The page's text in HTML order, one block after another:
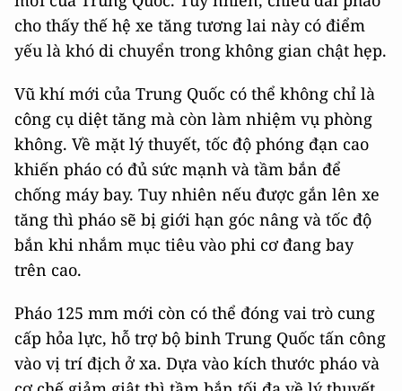
cho thấy thế hệ xe tăng tương lai này có điểm
yếu là khó di chuyển trong không gian chật hẹp.
Vũ khí mới của Trung Quốc có thể không chỉ là
công cụ diệt tăng mà còn làm nhiệm vụ phòng
không. Về mặt lý thuyết, tốc độ phóng đạn cao
khiến pháo có đủ sức mạnh và tầm bắn để
chống máy bay. Tuy nhiên nếu được gắn lên xe
tăng thì pháo sẽ bị giới hạn góc nâng và tốc độ
bắn khi nhắm mục tiêu vào phi cơ đang bay
trên cao.
Pháo 125 mm mới còn có thể đóng vai trò cung
cấp hỏa lực, hỗ trợ bộ binh Trung Quốc tấn công
vào vị trí địch ở xa. Dựa vào kích thước pháo và